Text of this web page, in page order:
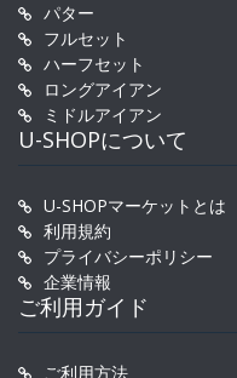
パター
フルセット
ハーフセット
ロングアイアン
ミドルアイアン
U-SHOPについて
U-SHOPマーケットとは
利用規約
プライバシーポリシー
企業情報
ご利用ガイド
ご利用方法